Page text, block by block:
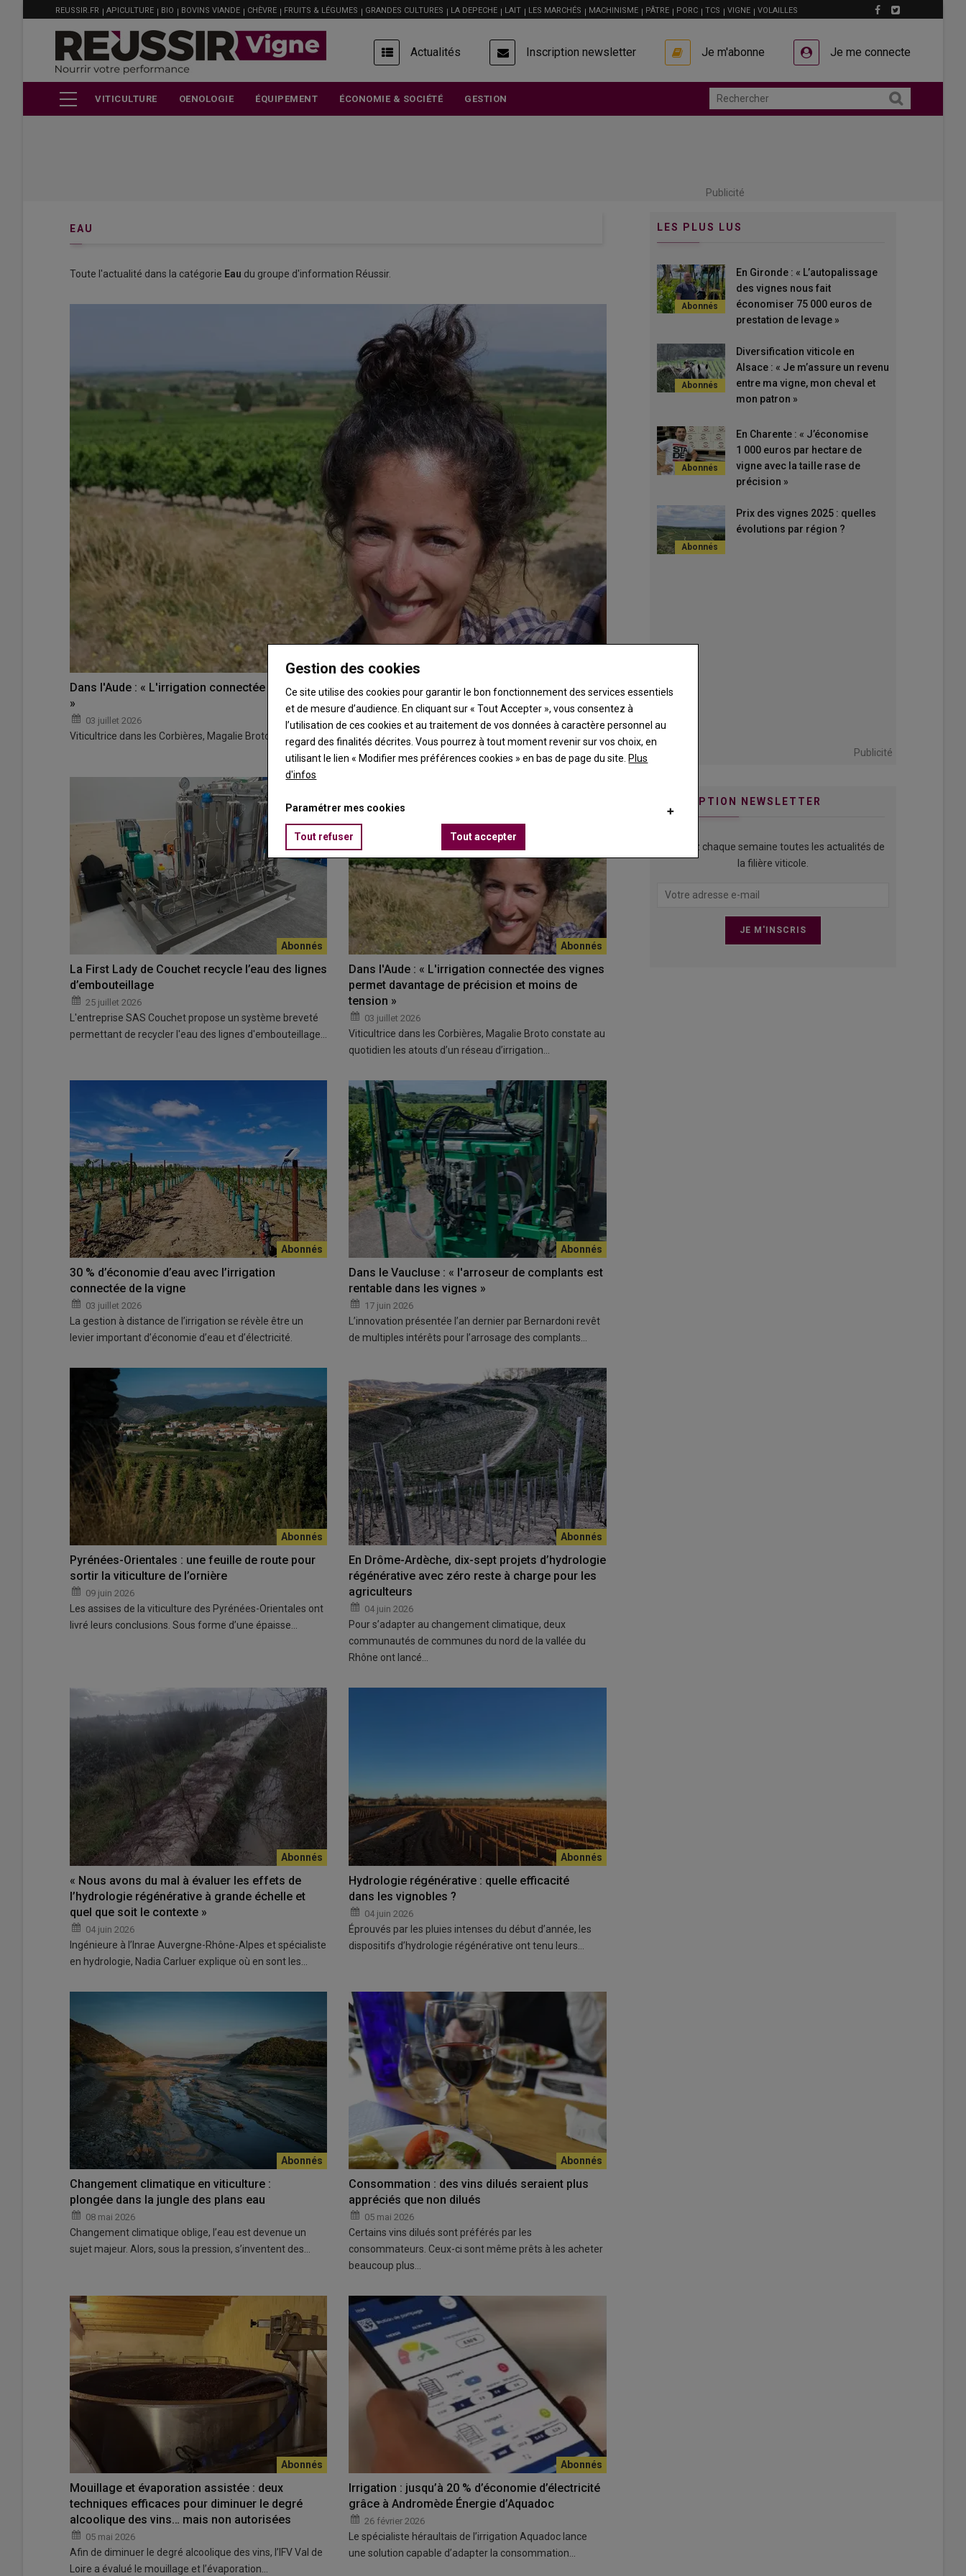
MENU
FILIÈRE
REUSSIR.FR APICULTURE BIO BOVINS VIANDE CHÈVRE FRUITS & LÉGUMES GRANDES CULTURES LA DEPECHE LAIT LES MARCHÉS MACHINISME PÂTRE PORC TCS VIGNE VOLAILLES
USER
ACCOUNT
MENU
Actualités Inscription newsletter Je m'abonne Je me connecte
VITICULTURE OENOLOGIE ÉQUIPEMENT ÉCONOMIE & SOCIÉTÉ GESTION
Publicité
EAU
Toute l'actualité dans la catégorie Eau du groupe d'information Réussir.
Dans l'Aude : « L'irrigation connectée des vignes permet davantage de précision et moins de tension
»
03 juillet 2026
Viticultrice dans les Corbières, Magalie Broto constate au quotidien les atouts d’un réseau d’irrigation…
La First Lady de Couchet recycle l’eau des lignes
d’embouteillage
25 juillet 2026
L'entreprise SAS Couchet propose un système breveté
permettant de recycler l'eau des lignes d'embouteillage…
Dans l'Aude : « L'irrigation connectée des vignes
permet davantage de précision et moins de
tension »
03 juillet 2026
Viticultrice dans les Corbières, Magalie Broto constate au
quotidien les atouts d’un réseau d’irrigation…
30 % d’économie d’eau avec l’irrigation
connectée de la vigne
03 juillet 2026
La gestion à distance de l’irrigation se révèle être un
levier important d’économie d’eau et d’électricité.
Dans le Vaucluse : « l'arroseur de complants est
rentable dans les vignes »
17 juin 2026
L’innovation présentée l’an dernier par Bernardoni revêt
de multiples intérêts pour l’arrosage des complants…
Pyrénées-Orientales : une feuille de route pour
sortir la viticulture de l’ornière
09 juin 2026
Les assises de la viticulture des Pyrénées-Orientales ont
livré leurs conclusions. Sous forme d’une épaisse…
En Drôme-Ardèche, dix-sept projets d’hydrologie
régénérative avec zéro reste à charge pour les
agriculteurs
04 juin 2026
Pour s’adapter au changement climatique, deux
communautés de communes du nord de la vallée du
Rhône ont lancé…
« Nous avons du mal à évaluer les effets de
l’hydrologie régénérative à grande échelle et
quel que soit le contexte »
04 juin 2026
Ingénieure à l’Inrae Auvergne-Rhône-Alpes et spécialiste
en hydrologie, Nadia Carluer explique où en sont les…
Hydrologie régénérative : quelle efficacité
dans les vignobles ?
04 juin 2026
Éprouvés par les pluies intenses du début d’année, les
dispositifs d’hydrologie régénérative ont tenu leurs…
Changement climatique en viticulture :
plongée dans la jungle des plans eau
08 mai 2026
Changement climatique oblige, l’eau est devenue un
sujet majeur. Alors, sous la pression, s’inventent des…
Consommation : des vins dilués seraient plus
appréciés que non dilués
05 mai 2026
Certains vins dilués sont préférés par les
consommateurs. Ceux-ci sont même prêts à les acheter
beaucoup plus…
Mouillage et évaporation assistée : deux
techniques efficaces pour diminuer le degré
alcoolique des vins… mais non autorisées
05 mai 2026
Afin de diminuer le degré alcoolique des vins, l’IFV Val de
Loire a évalué le mouillage et l’évaporation…
Irrigation : jusqu’à 20 % d’économie d’électricité
grâce à Andromède Énergie d’Aquadoc
26 février 2026
Le spécialiste héraultais de l’irrigation Aquadoc lance
une solution capable d’adapter la consommation…
LES PLUS LUS
En Gironde : « L’autopalissage
des vignes nous fait
économiser 75 000 euros de
prestation de levage »
Diversification viticole en
Alsace : « Je m’assure un revenu
entre ma vigne, mon cheval et
mon patron »
En Charente : « J’économise
1 000 euros par hectare de
vigne avec la taille rase de
précision »
Prix des vignes 2025 : quelles
évolutions par région ?
Publicité
INSCRIPTION NEWSLETTER
Recevez chaque semaine toutes les actualités de
la filière viticole.
Gestion des cookies
Ce site utilise des cookies pour garantir le bon fonctionnement des services essentiels
et de mesure d’audience. En cliquant sur « Tout Accepter », vous consentez à
l’utilisation de ces cookies et au traitement de vos données à caractère personnel au
regard des finalités décrites. Vous pourrez à tout moment revenir sur vos choix, en
utilisant le lien « Modifier mes préférences cookies » en bas de page du site. Plus
d'infos
Paramétrer mes cookies
Tout refuser Tout accepter